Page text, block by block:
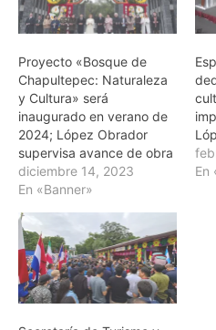
Proyecto «Bosque de
Chapultepec: Naturaleza
y Cultura» será
inaugurado en verano de
2024; López Obrador
supervisa avance de obra
diciembre 14, 2023
En «Banner»
En